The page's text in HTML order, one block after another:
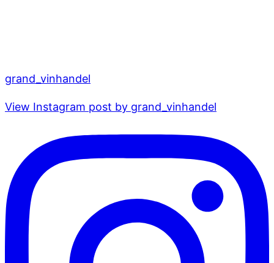
grand_vinhandel
View Instagram post by grand_vinhandel